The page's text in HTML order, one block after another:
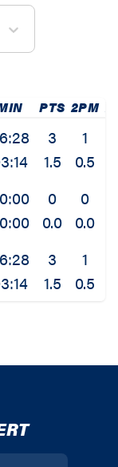
PTS 2PM
3
1.5
1
0.5
0
0.0
0
0.0
3
1.5
1
0.5